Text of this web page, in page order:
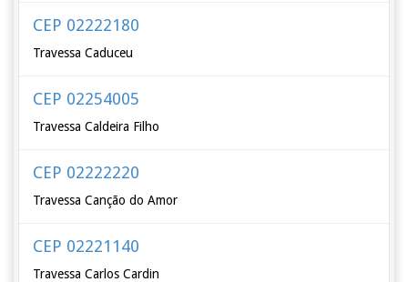
CEP 02222180
Travessa Caduceu
CEP 02254005
Travessa Caldeira Filho
CEP 02222220
Travessa Canção do Amor
CEP 02221140
Travessa Carlos Cardin